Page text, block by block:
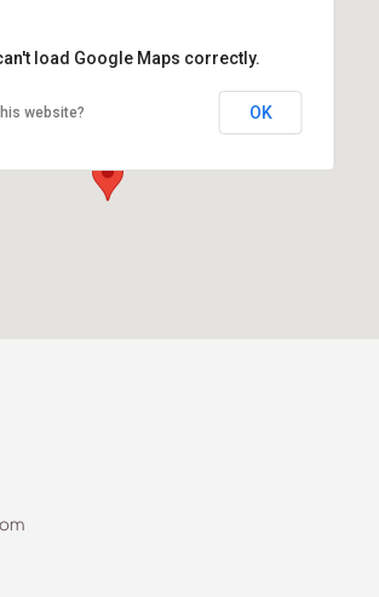
Q1
Đinh Tiên Hoàng P Đa Kao Q1 TPHCM
load Google Maps correctly.
website? OK